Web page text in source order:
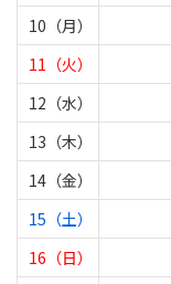
10（月）
11（火）
12（水）
13（木）
14（金）
15（土）
16（日）